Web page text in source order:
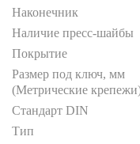
Наконечник
Наличие пресс-шайбы
Покрытие
Размер под ключ, мм
(Метрические
Стандарт DIN
Тип